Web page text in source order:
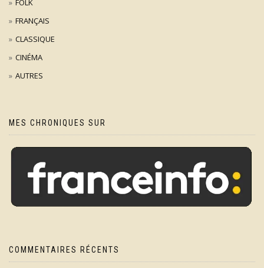
FOLK
FRANÇAIS
CLASSIQUE
CINÉMA
AUTRES
MES CHRONIQUES SUR
COMMENTAIRES RÉCENTS